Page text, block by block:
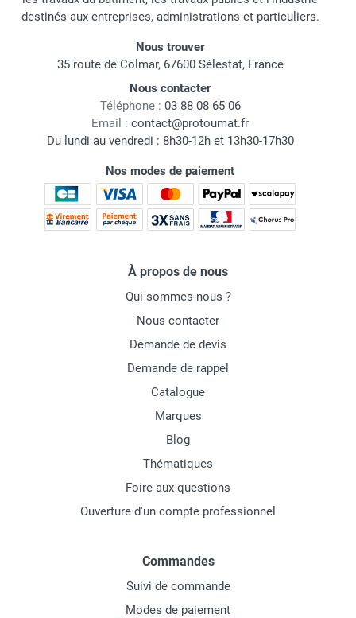
destinés aux entreprises, administrations et particuliers.
Nous trouver
35 route de Colmar, 67600 Sélestat, France
Nous contacter
Téléphone : 03 88 08 65 06
Email : contact@protoumat.fr
Du lundi au vendredi : 8h30-12h et 13h30-17h30
Nos modes de paiement
À propos de nous
Qui sommes-nous ?
Nous contacter
Demande de devis
Demande de rappel
Catalogue
Marques
Blog
Thématiques
Foire aux questions
Ouverture d'un compte professionnel
Commandes
Suivi de commande
Modes de paiement